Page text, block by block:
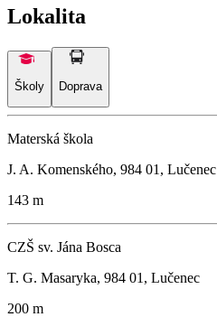
Lokalita
Školy Doprava
Materská škola
J. A. Komenského, 984 01, Lučenec
143 m
CZŠ sv. Jána Bosca
T. G. Masaryka, 984 01, Lučenec
200 m